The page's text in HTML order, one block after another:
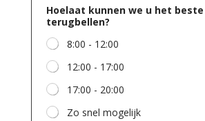
w
e
e
u
b
l
f
o
o
n
n
u
m
m
e
r
Hoelaat kunnen we u het beste
terugbellen?
8:00 - 12:00
12:00 - 17:00
17:00 - 20:00
Zo snel mogelijk